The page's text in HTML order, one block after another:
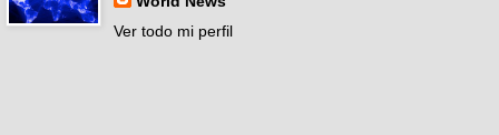
Ver todo mi perfil